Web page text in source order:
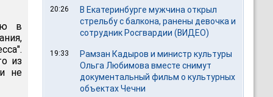
в
из
не
20:26
В Екатеринбурге мужчина открыл
стрельбу с балкона, ранены девочка и
сотрудник Росгвардии (ВИДЕО)
19:33
Рамзан Кадыров и министр культуры
Ольга Любимова вместе снимут
документальный фильм о культурных
объектах Чечни